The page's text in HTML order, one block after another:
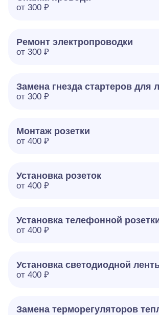
от 300 ₽
Ремонт электропроводки
от 300 ₽
Замена гнезда стартеров для
от 300 ₽
Монтаж розетки
от 400 ₽
Установка розеток
от 400 ₽
Установка телефонной
от 400 ₽
Установка светодиодной
от 400 ₽
Замена терморегуляторов